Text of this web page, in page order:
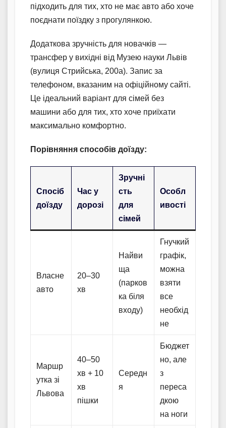
підходить для тих, хто не має авто або хоче
поєднати поїздку з прогулянкою.
Додаткова зручність для новачків —
трансфер у вихідні від Музею науки Львів
(вулиця Стрийська, 200а). Запис за
телефоном, вказаним на офіційному сайті.
Це ідеальний варіант для сімей без
машини або для тих, хто хоче приїхати
максимально комфортно.
Порівняння способів доїзду:
Спосіб
доїзду
Час у
дорозі
Зручні
сть
для
сімей
Особл
ивості
Власне
авто
20–30
хв
Найви
ща
(парков
ка біля
входу)
Гнучкий
графік,
можна
взяти
все
необхід
не
Маршр
утка зі
Львова
40–50
хв + 10
хв
пішки
Середн
я
Бюджет
но, але
з
переса
дкою
на ноги